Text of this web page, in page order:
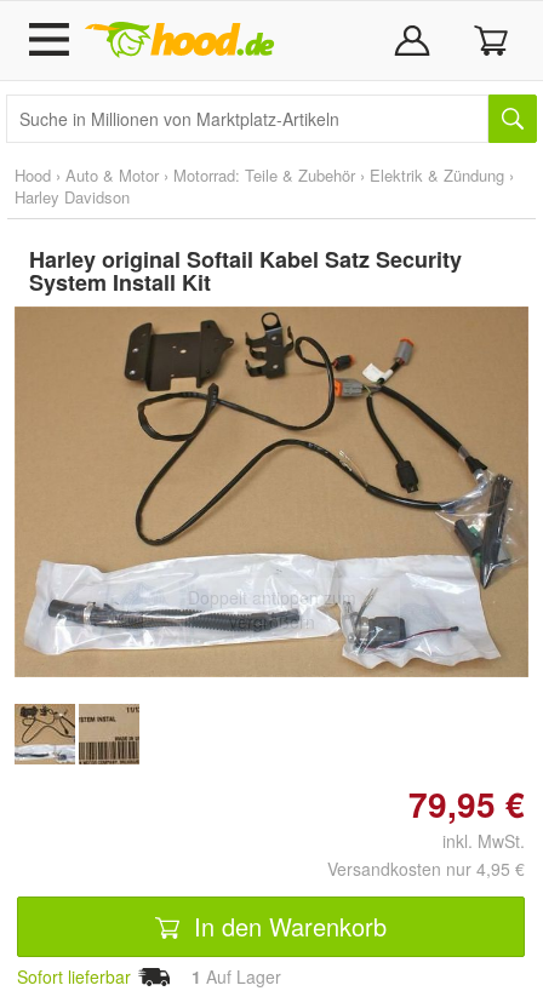
Hood › Auto & Motor › Motorrad: Teile & Zubehör › Elektrik & Zündung ›
Harley Davidson
Harley original Softail Kabel Satz Security
System Install Kit
Doppelt antippen zum
vergrößern
79,95 €
inkl. MwSt.
Versandkosten nur 4,95 €
In den Warenkorb
Sofort lieferbar 1 Auf Lager